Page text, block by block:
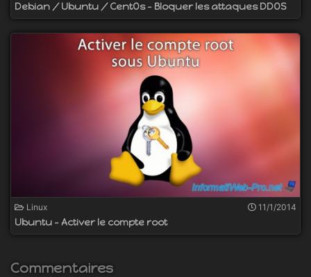
Debian / Ubuntu / CentOs - Bloquer les attaques DDOS
Linux 11/1/2014
Ubuntu - Activer le compte root
Commentaires